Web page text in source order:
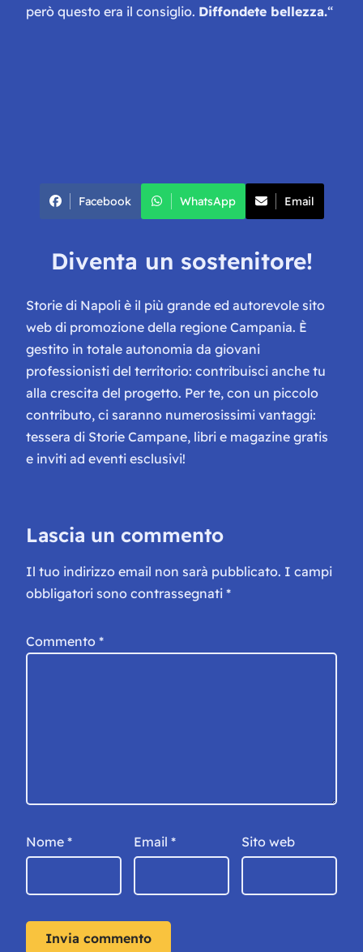
però questo era il consiglio. Diffondete bellezza.“
Facebook WhatsApp Email
Diventa un sostenitore!
Storie di Napoli è il più grande ed autorevole sito
web di promozione della regione Campania. È
gestito in totale autonomia da giovani
professionisti del territorio: contribuisci anche tu
alla crescita del progetto. Per te, con un piccolo
contributo, ci saranno numerosissimi vantaggi:
tessera di Storie Campane, libri e magazine gratis
e inviti ad eventi esclusivi!
Lascia un commento
Il tuo indirizzo email non sarà pubblicato. I campi
obbligatori sono contrassegnati *
Commento *
Nome * Email * Sito web